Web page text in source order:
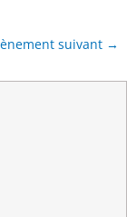
suivant →